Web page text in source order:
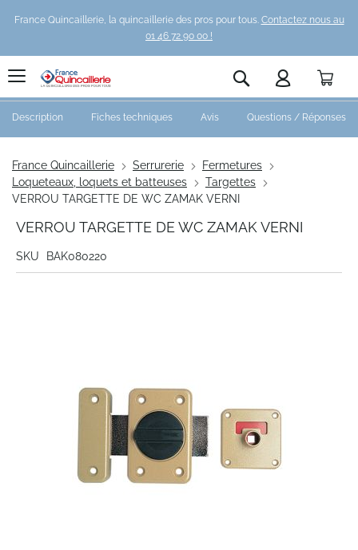
France Quincaillerie, la quincaillerie des pros pour tous. Contactez nous au
01 46 72 90 00 !
Rechercher
France Quincaillerie Serrurerie
Fermetures
Loqueteaux, loquets et batteuses
Targettes
VERROU TARGETTE DE WC ZAMAK VERNI
VERROU TARGETTE DE WC ZAMAK VERNI
SKU
BAK080220
Description Fiches techniques Avis Questions / Réponses